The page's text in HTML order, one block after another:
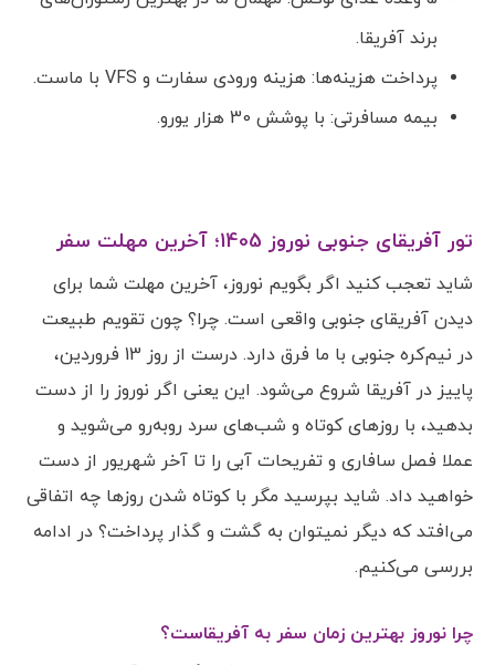
برند آفریقا.
پرداخت هزینه‌ها: هزینه ورودی سفارت و VFS با ماست.
بیمه مسافرتی: با پوشش 30 هزار یورو.
تور آفریقای جنوبی نوروز 1405؛ آخرین مهلت سفر
شاید تعجب کنید اگر بگویم نوروز، آخرین مهلت شما برای
دیدن آفریقای جنوبی واقعی است. چرا؟ چون تقویم طبیعت
در نیم‌کره جنوبی با ما فرق دارد. درست از روز 13 فروردین،
پاییز در آفریقا شروع می‌شود. این یعنی اگر نوروز را از دست
بدهید، با روزهای کوتاه و شب‌های سرد روبه‌رو می‌شوید و
عملا فصل سافاری و تفریحات آبی را تا آخر شهریور از دست
خواهید داد. شاید بپرسید مگر با کوتاه شدن روزها چه اتفاقی
می‌افتد که دیگر نمیتوان به گشت و گذار پرداخت؟ در ادامه
بررسی می‌کنیم.
چرا نوروز بهترین زمان سفر به آفریقاست؟